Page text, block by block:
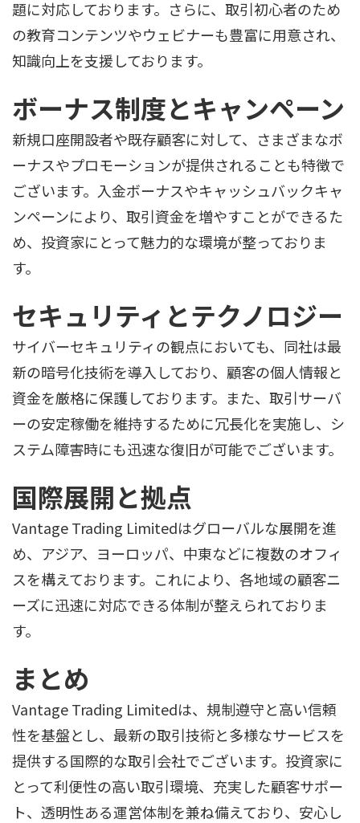
題に対応しております。さらに、取引初心者のため
の教育コンテンツやウェビナーも豊富に用意され、
知識向上を支援しております。
ボーナス制度とキャンペーン
新規口座開設者や既存顧客に対して、さまざまなボ
ーナスやプロモーションが提供されることも特徴で
ございます。入金ボーナスやキャッシュバックキャ
ンペーンにより、取引資金を増やすことができるた
め、投資家にとって魅力的な環境が整っておりま
す。
セキュリティとテクノロジー
サイバーセキュリティの観点においても、同社は最
新の暗号化技術を導入しており、顧客の個人情報と
資金を厳格に保護しております。また、取引サーバ
ーの安定稼働を維持するために冗長化を実施し、シ
ステム障害時にも迅速な復旧が可能でございます。
国際展開と拠点
Vantage Trading Limitedはグローバルな展開を進
め、アジア、ヨーロッパ、中東などに複数のオフィ
スを構えております。これにより、各地域の顧客ニ
ーズに迅速に対応できる体制が整えられておりま
す。
まとめ
Vantage Trading Limitedは、規制遵守と高い信頼
性を基盤とし、最新の取引技術と多様なサービスを
提供する国際的な取引会社でございます。投資家に
とって利便性の高い取引環境、充実した顧客サポー
ト、透明性ある運営体制を兼ね備えており、安心し